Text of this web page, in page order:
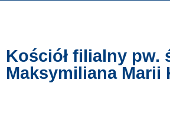
Kościół filialny pw.
Maksymiliana Marii